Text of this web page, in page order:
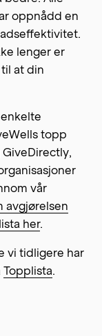
oppnådd en
lenger er
at din
topp
vår
avgjørelsen
her.
vi tidligere har
Topplista.